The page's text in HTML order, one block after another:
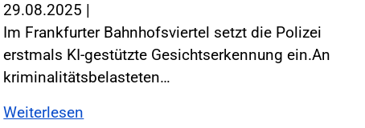
29.08.2025 |
Im Frankfurter Bahnhofsviertel setzt die Polizei
erstmals KI-gestützte Gesichtserkennung ein.An
kriminalitätsbelasteten…
Weiterlesen